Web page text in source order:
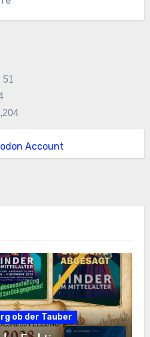
51
Account
ob der Tauber